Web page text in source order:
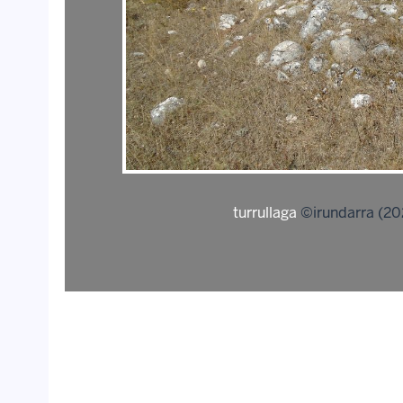
turrullaga ©irundarra